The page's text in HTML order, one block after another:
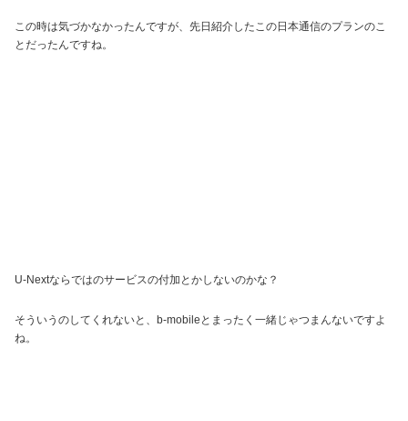
この時は気づかなかったんですが、先日紹介したこの日本通信のプランのこ
とだったんですね。
U-Nextならではのサービスの付加とかしないのかな？
そういうのしてくれないと、b-mobileとまったく一緒じゃつまんないですよ
ね。